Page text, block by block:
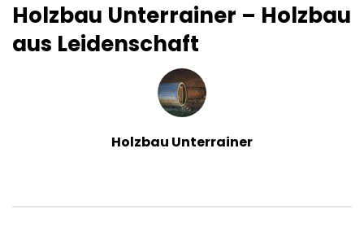
Holzbau Unterrainer – Holzbau
aus Leidenschaft
Holzbau Unterrainer